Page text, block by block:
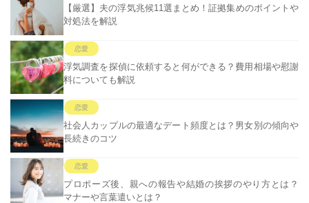
【厳選】夫の浮気兆候11選まとめ！証拠集めのポイントや
対処法を解説
恋愛
浮気調査を探偵に依頼すると何ができる？費用相場や慰謝
料についても解説
恋愛
社会人カップルの最適なデート頻度とは？男女別の傾向や
長続きのコツ
恋愛
プロポーズ後、親への報告や結婚の挨拶のやり方とは？
マナーや言葉遣いとは？